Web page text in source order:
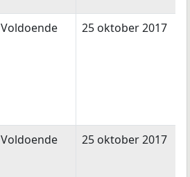
Voldoende 25 oktober 2017
Voldoende 25 oktober 2017